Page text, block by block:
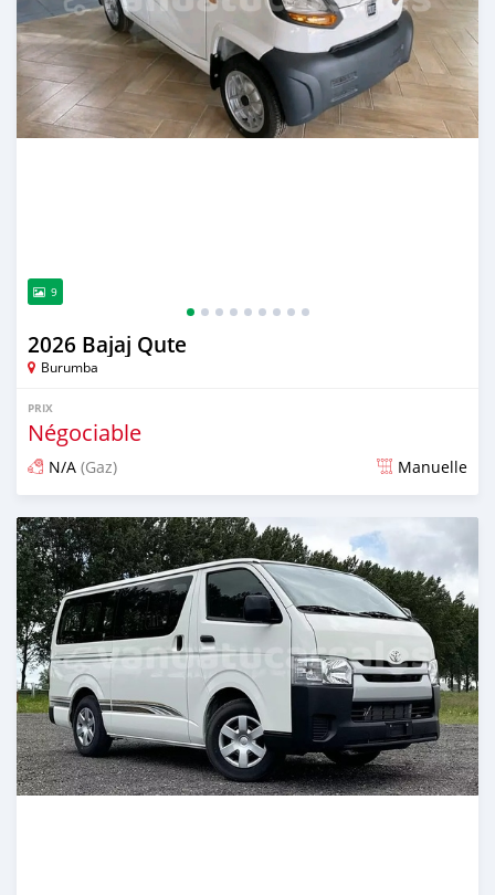
9
2026 Bajaj Qute
Burumba
PRIX
Négociable
N/A (Gaz) Manuelle
Publié il y a 2 mois